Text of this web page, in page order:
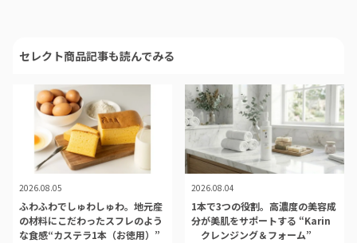
セレクト商品記事も読んでみる
2026.08.05
ふわふわでしゅわしゅわ。地元産
の材料にこだわったスフレのよう
な食感“カステラ1本（お徳用）”
2026.08.04
1本で3つの役割。高濃度の美容成
分が美肌をサポートする “Karin
クレンジング＆フォーム”